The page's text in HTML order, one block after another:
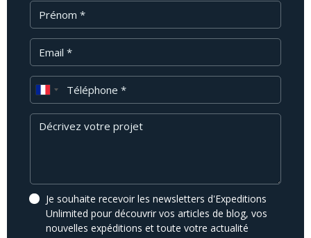
Prénom
Téléphone
Message
Je souhaite recevoir les newsletters d'Expeditions
Unlimited pour découvrir vos articles de blog, vos
nouvelles expéditions et toute votre actualité